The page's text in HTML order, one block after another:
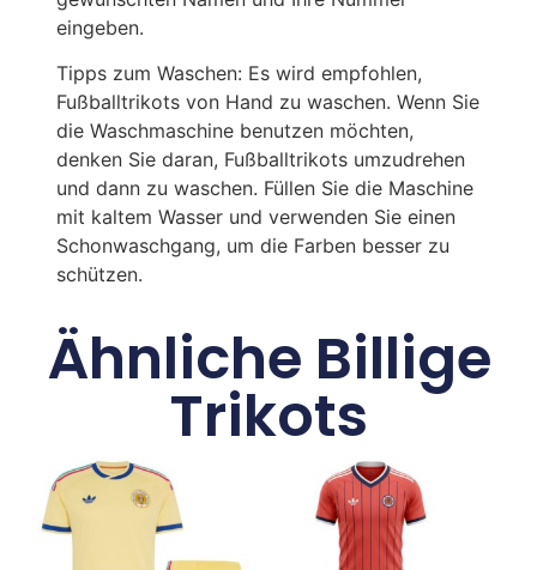
eingeben.
Tipps zum Waschen: Es wird empfohlen,
Fußballtrikots von Hand zu waschen. Wenn Sie
die Waschmaschine benutzen möchten,
denken Sie daran, Fußballtrikots umzudrehen
und dann zu waschen. Füllen Sie die Maschine
mit kaltem Wasser und verwenden Sie einen
Schonwaschgang, um die Farben besser zu
schützen.
Ähnliche Billige
Trikots